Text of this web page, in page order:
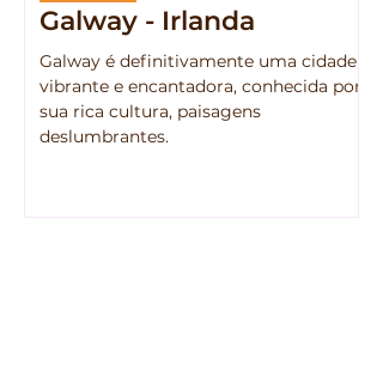
Galway - Irlanda
Galway é definitivamente uma cidade
vibrante e encantadora, conhecida por
sua rica cultura, paisagens
deslumbrantes.